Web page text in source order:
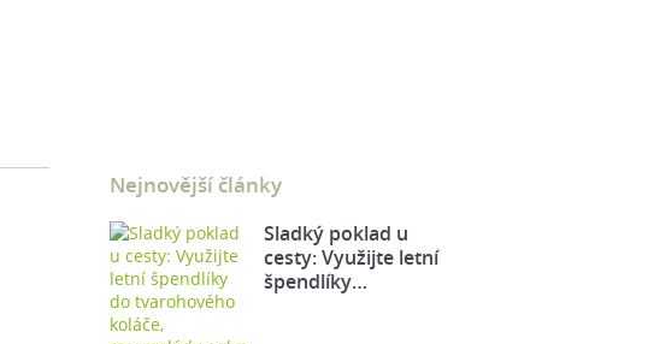
Nejnovější články
Sladký poklad u
cesty: Využijte letní
špendlíky…